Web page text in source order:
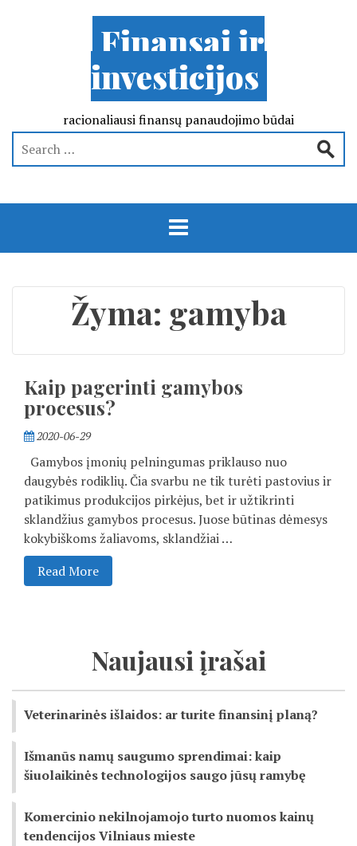
Finansai ir
investicijos
racionaliausi finansų panaudojimo būdai
Žyma: gamyba
Kaip pagerinti gamybos
procesus?
2020-06-29
Gamybos įmonių pelningumas priklauso nuo
daugybės rodiklių. Čia svarbu ne tik turėti pastovius ir
patikimus produkcijos pirkėjus, bet ir užtikrinti
sklandžius gamybos procesus. Juose būtinas dėmesys
kokybiškoms žaliavoms, sklandžiai …
Read More
Naujausi įrašai
Veterinarinės išlaidos: ar turite finansinį planą?
Išmanūs namų saugumo sprendimai: kaip
šiuolaikinės technologijos saugo jūsų ramybę
Komercinio nekilnojamojo turto nuomos kainų
tendencijos Vilniaus mieste